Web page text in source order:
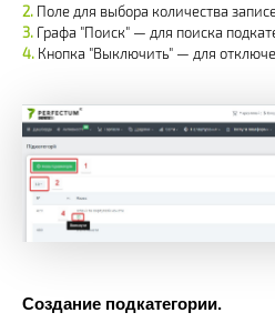
Поле для выбора количества
Графа "Поиск" — для поиска
Кнопка "Выключить" — для
Создание подкатегории.